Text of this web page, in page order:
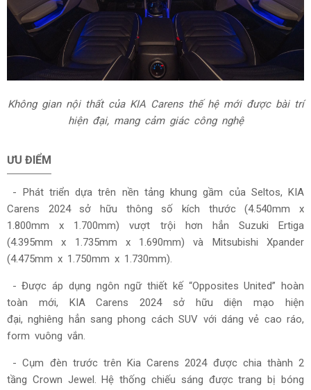
Không gian nội thất của KIA Carens thế hệ mới được bài trí
hiện đại, mang cảm giác công nghệ
ƯU ĐIỂM
- Phát triển dựa trên nền tảng khung gầm của Seltos, KIA
Carens 2024 sở hữu thông số kích thước (4.540mm x
1.800mm x 1.700mm) vượt trội hơn hẳn Suzuki Ertiga
(4.395mm x 1.735mm x 1.690mm) và Mitsubishi Xpander
(4.475mm x 1.750mm x 1.730mm).
- Được áp dụng ngôn ngữ thiết kế “Opposites United” hoàn
toàn mới, KIA Carens 2024 sở hữu diện mạo hiện
đại, nghiêng hẳn sang phong cách SUV với dáng vẻ cao ráo,
form vuông vắn.
- Cụm đèn trước trên Kia Carens 2024được chia thành 2
tầng Crown Jewel. Hệ thống chiếu sáng được trang bị bóng